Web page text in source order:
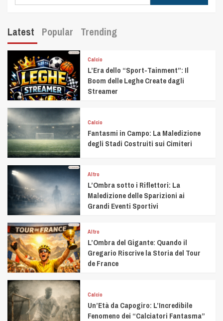
Latest Popular Trending
Calcio
L’Era dello “Sport-Tainment”: Il
Boom delle Leghe Create dagli
Streamer
Calcio
Fantasmi in Campo: La Maledizione
degli Stadi Costruiti sui Cimiteri
Altro
L’Ombra sotto i Riflettori: La
Maledizione delle Sparizioni ai
Grandi Eventi Sportivi
Altro
L’Ombra del Gigante: Quando il
Gregario Riscrive la Storia del Tour
de France
Calcio
Un’Età da Capogiro: L’Incredibile
Fenomeno dei “Calciatori Fantasma”